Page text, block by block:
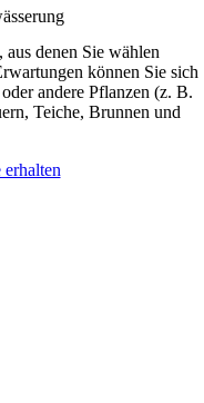
denen Sie wählen
können Sie sich
andere Pflanzen (z. B.
Teiche, Brunnen und